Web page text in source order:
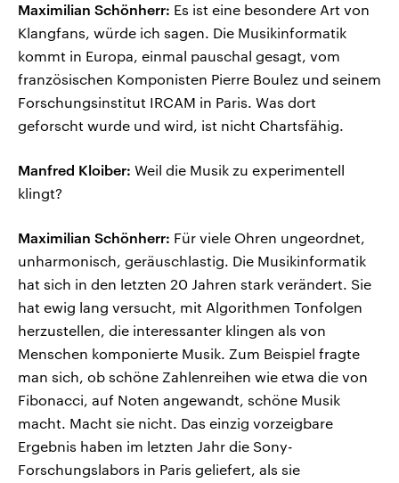
Maximilian Schönherr: Es ist eine besondere Art von
Klangfans, würde ich sagen. Die Musikinformatik
kommt in Europa, einmal pauschal gesagt, vom
französischen Komponisten Pierre Boulez und seinem
Forschungsinstitut IRCAM in Paris. Was dort
geforscht wurde und wird, ist nicht Chartsfähig.
Manfred Kloiber: Weil die Musik zu experimentell
klingt?
Maximilian Schönherr: Für viele Ohren ungeordnet,
unharmonisch, geräuschlastig. Die Musikinformatik
hat sich in den letzten 20 Jahren stark verändert. Sie
hat ewig lang versucht, mit Algorithmen Tonfolgen
herzustellen, die interessanter klingen als von
Menschen komponierte Musik. Zum Beispiel fragte
man sich, ob schöne Zahlenreihen wie etwa die von
Fibonacci, auf Noten angewandt, schöne Musik
macht. Macht sie nicht. Das einzig vorzeigbare
Ergebnis haben im letzten Jahr die Sony-
Forschungslabors in Paris geliefert, als sie